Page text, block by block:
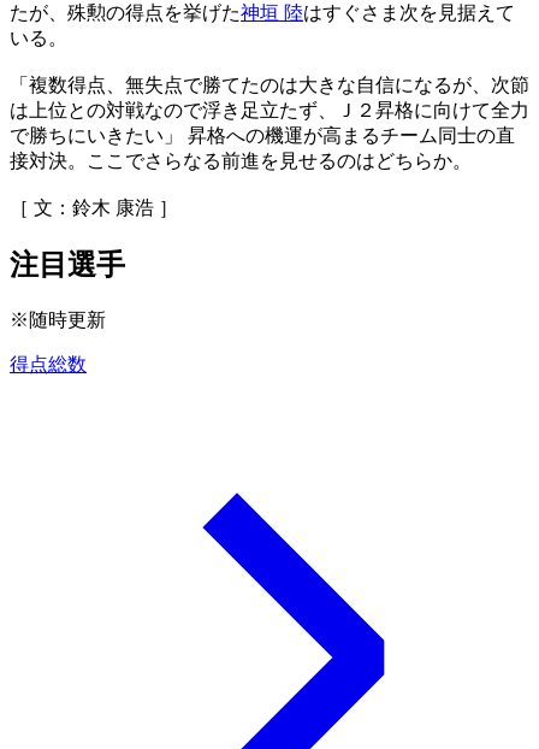
たが、殊勲の得点を挙げた神垣 陸はすぐさま次を見据えて
いる。
「複数得点、無失点で勝てたのは大きな自信になるが、次節
は上位との対戦なので浮き足立たず、Ｊ２昇格に向けて全力
で勝ちにいきたい」 昇格への機運が高まるチーム同士の直
接対決。ここでさらなる前進を見せるのはどちらか。
［ 文：鈴木 康浩 ］
注目選手
※随時更新
得点総数